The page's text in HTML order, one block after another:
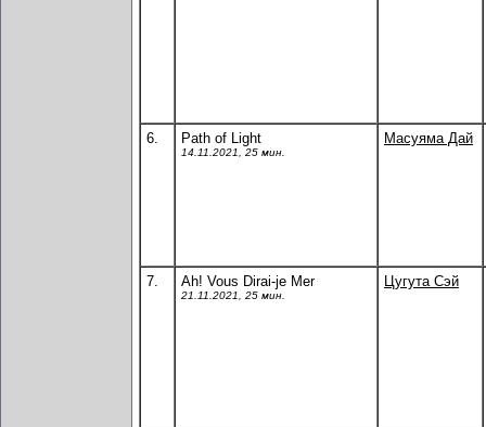
6. Path of Light
14.11.2021, 25 мин.
Масуяма Дай
7. Ah! Vous Dirai-je Mer
21.11.2021, 25 мин.
Цугута Сэй